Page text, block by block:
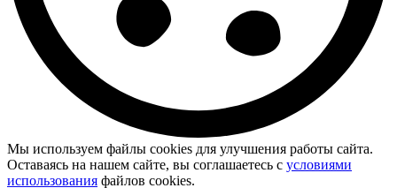
Мы используем файлы cookies для улучшения работы сайта.
Оставаясь на нашем сайте, вы соглашаетесь с условиями
использования файлов cookies.